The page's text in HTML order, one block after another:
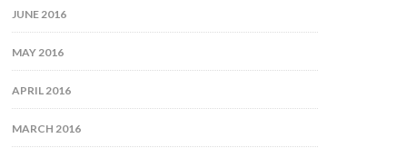
JUNE 2016
MAY 2016
APRIL 2016
MARCH 2016